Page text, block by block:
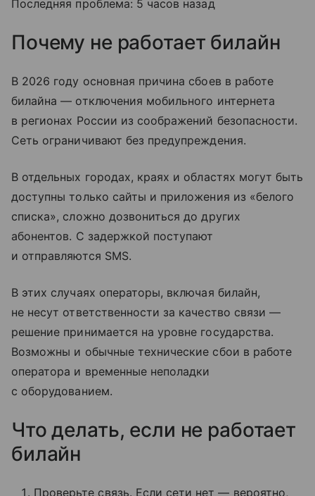
Последняя проблема: 5 часов назад
Почему не работает билайн
В 2026 году основная причина сбоев в работе
билайна — отключения мобильного интернета
в регионах России из соображений безопасности.
Сеть ограничивают без предупреждения.
В отдельных городах, краях и областях могут быть
доступны только сайты и приложения из «белого
списка», сложно дозвониться до других
абонентов. С задержкой поступают
и отправляются SMS.
В этих случаях операторы, включая билайн,
не несут ответственности за качество связи —
решение принимается на уровне государства.
Возможны и обычные технические сбои в работе
оператора и временные неполадки
с оборудованием.
Что делать, если не работает
билайн
Проверьте связь. Если сети нет — вероятно,